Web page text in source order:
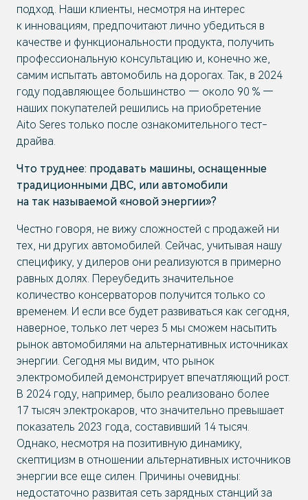
подход. Наши клиенты, несмотря на интерес
к инновациям, предпочитают лично убедиться в
качестве и функциональности продукта, получить
профессиональную консультацию и, конечно же,
самим испытать автомобиль на дорогах. Так, в 2024
году подавляющее большинство — около 90 % —
наших покупателей решились на приобретение
Aito Seres только после ознакомительного тест-
драйва.
Что труднее: продавать машины, оснащенные
традиционными ДВС, или автомобили
на так называемой «новой энергии»?
Честно говоря, не вижу сложностей с продажей ни
тех, ни других автомобилей. Сейчас, учитывая нашу
специфику, у дилеров они реализуются в примерно
равных долях. Переубедить значительное
количество консерваторов получится только со
временем. И если все будет развиваться как сегодня,
наверное, только лет через 5 мы сможем насытить
рынок автомобилями на альтернативных источниках
энергии. Сегодня мы видим, что рынок
электромобилей демонстрирует впечатляющий рост.
В 2024 году, например, было реализовано более
17 тысяч электрокаров, что значительно превышает
показатель 2023 года, составивший 14 тысяч.
Однако, несмотря на позитивную динамику,
скептицизм в отношении альтернативных источников
энергии все еще силен. Причины очевидны:
недостаточно развитая сеть зарядных станций за